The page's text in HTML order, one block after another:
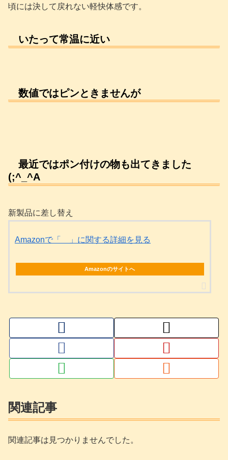
頃には決して戻れない軽快体感です。
いたって常温に近い
数値ではピンときませんが
最近ではポン付けの物も出てきました
(;^_^A
新製品に差し替え
Amazonで「 」に関する詳細を見る
Amazonのサイトへ
関連記事
関連記事は見つかりませんでした。